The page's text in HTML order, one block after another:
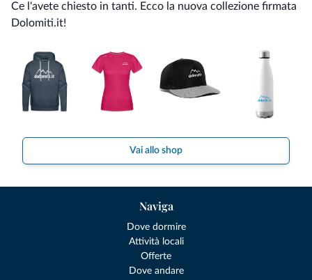
Ce l'avete chiesto in tanti. Ecco la nuova collezione firmata
Dolomiti.it!
Vai allo shop
Naviga
Dove dormire
Attività locali
Offerte
Dove andare